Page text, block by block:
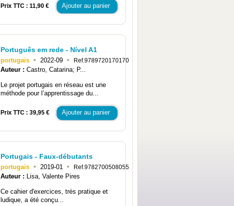
Prix TTC : 11,90 € Ajouter au panier
Português em rede - Nível A1
portugais • 2022-09 • Ref.9789720170170
Auteur : Castro, Catarina; P...
Le projet portugais en réseau est une
méthode pour l’apprentissage du...
Prix TTC : 39,95 € Ajouter au panier
Portugais - Faux-débutants
portugais • 2019-01 • Ref.9782700508055
Auteur : Lisa, Valente Pires
Ce cahier d'exercices, très pratique et
ludique, a été conçu...